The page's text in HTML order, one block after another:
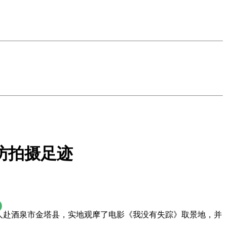
拍摄足迹
酒泉市金塔县，实地观摩了电影《我没有失踪》取景地，并